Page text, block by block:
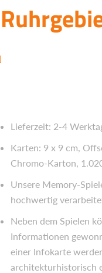
Lieferzeit: 2-4
Karten: 9 x 9 cm,
Chromo-Karton,
Unsere Memory-
hochwertig
Neben dem Spielen
Informationen
einer Infokarte
architekturhistorisch